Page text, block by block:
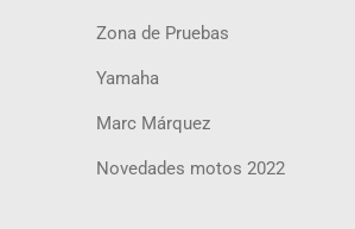
Zona de Pruebas
Yamaha
Marc Márquez
Novedades motos 2022